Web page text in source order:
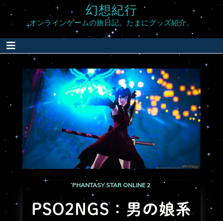
幻想紀行
オンラインゲームの旅日記。たまにグッズ紹介。
PHANTASY STAR ONLINE 2
PSO2NGS：男の娘系